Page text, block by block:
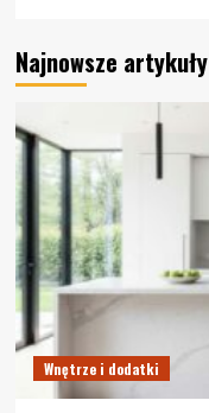
Najnowsze artykuły
Wnętrze i dodatki